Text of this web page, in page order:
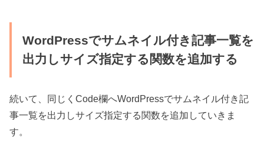
WordPressでサムネイル付き記事一覧を
出力しサイズ指定する関数を追加する
続いて、同じくCode欄へWordPressでサムネイル付き記
事一覧を出力しサイズ指定する関数を追加していきま
す。